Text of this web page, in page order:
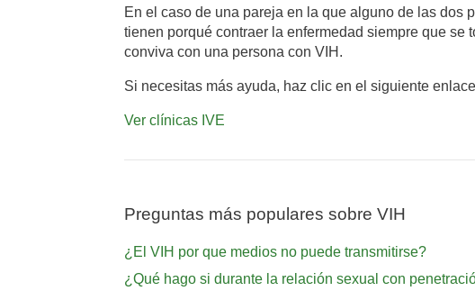
En el caso de una pareja en la que alguno de las dos
tienen porqué contraer la enfermedad siempre que
conviva con una persona con VIH.
Si necesitas más ayuda, haz clic en el siguiente
Ver clínicas IVE
Preguntas más populares sobre VIH
¿El VIH por que medios no puede transmitirse?
¿Qué hago si durante la relación sexual con